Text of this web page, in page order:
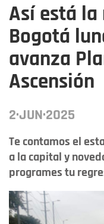
Así está
Bogotá
avanza
Ascensión
2·JUN·2025
Te contamos el
a la capital y
programes tu